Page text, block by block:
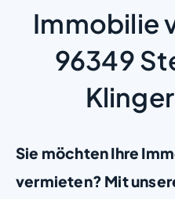
Immobilie
96349
Sie möchten Ihre
vermieten? Mit